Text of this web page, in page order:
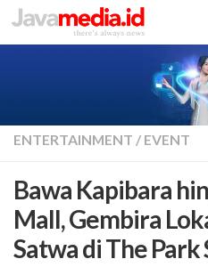
Skip to content
ENTERTAINMENT / EVENT
Bawa Kapibara
Mall, Gembira
Satwa di The Park